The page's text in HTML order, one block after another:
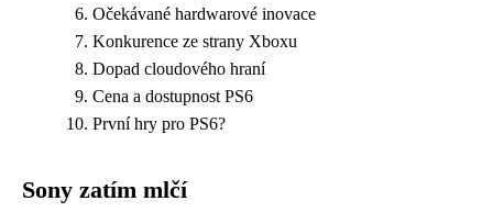
Očekávané hardwarové inovace
Konkurence ze strany Xboxu
Dopad cloudového hraní
Cena a dostupnost PS6
První hry pro PS6?
Sony zatím mlčí